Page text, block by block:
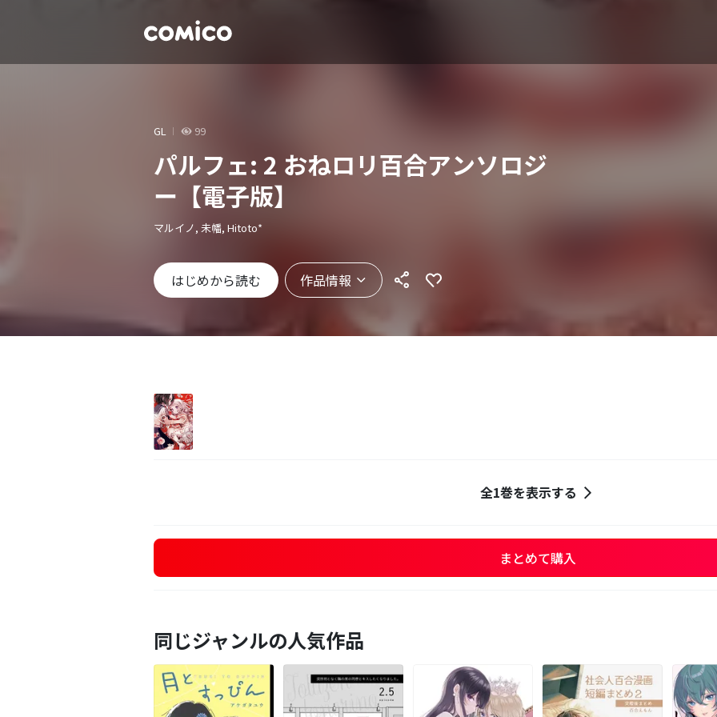
GL 99
パルフェ: 2 おねロリ百合アンソロジ
ー【電子版】
マルイノ, 未幡, Hitoto*
はじめから読む 作品情報
全1巻を表示する
まとめて購入
同じジャンルの人気作品